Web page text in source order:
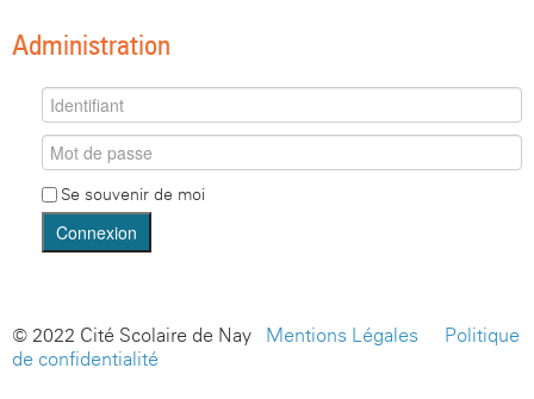
Administration
Se souvenir de moi
Connexion
© 2022 Cité Scolaire de Nay - Mentions Légales
Politique
de confidentialité